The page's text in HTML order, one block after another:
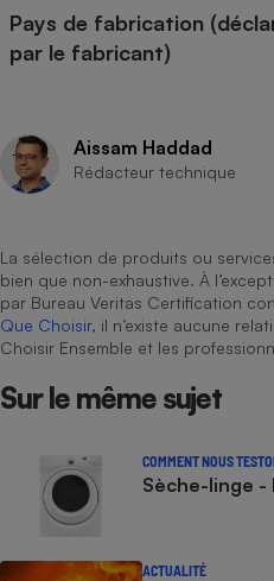
Pays de fabrication
par le fabricant)
Aissam Haddad
Rédacteur technique
La sélection de produits ou
bien que non-exhaustive. À
par Bureau Veritas Certification
Que Choisir, il n’existe aucune
Choisir Ensemble et les
Sur le même sujet
COMMENT NOUS
Sèche-linge
ACTUALITÉ